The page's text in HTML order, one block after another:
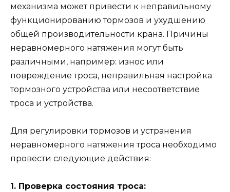
механизма может привести к неправильному
функционированию тормозов и ухудшению
общей производительности крана. Причины
неравномерного натяжения могут быть
различными, например: износ или
повреждение троса, неправильная настройка
тормозного устройства или несоответствие
троса и устройства.
Для регулировки тормозов и устранения
неравномерного натяжения троса необходимо
провести следующие действия:
1. Проверка состояния троса: